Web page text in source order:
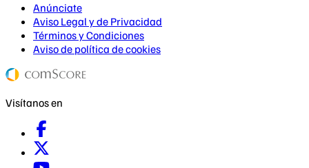
Anúnciate
Aviso Legal y de Privacidad
Términos y Condiciones
Aviso de política de cookies
Visítanos en